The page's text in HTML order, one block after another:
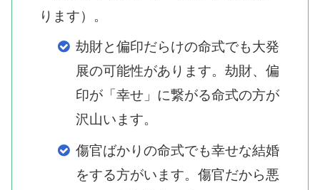
ります）。
劫財と偏印だらけの命式でも大発
展の可能性があります。劫財、偏
印が「幸せ」に繋がる命式の方が
沢山います。
傷官ばかりの命式でも幸せな結婚
をする方がいます。傷官だから悪